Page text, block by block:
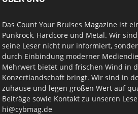
Das Count Your Bruises Magazine ist
Punkrock, Hardcore und Metal. Wir
seine Leser nicht nur informiert,
durch Einbindung moderner
Mehrwert bietet und frischen Wind in
Konzertlandschaft bringt. Wir sind in
zuhause und legen großen Wert auf
Beiträge sowie Kontakt zu unseren
hi@cybmag.de